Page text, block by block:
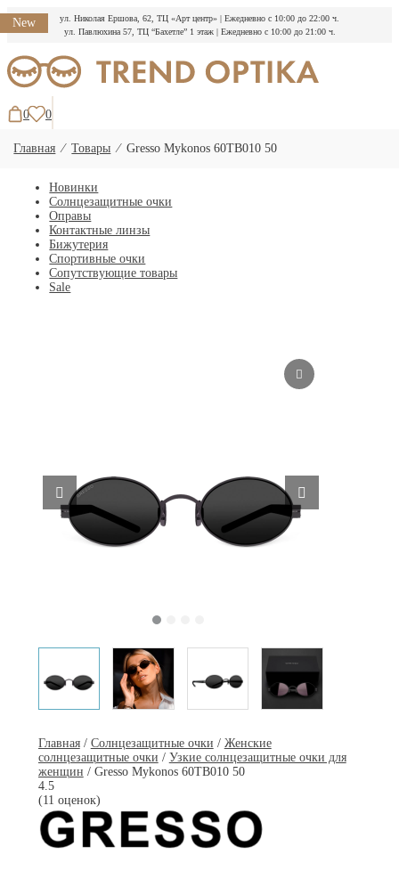
ул. Николая Ершова, 62, ТЦ «Арт центр» | Ежедневно с 10:00 до 22:00 ч.
ул. Павлюхина 57, ТЦ “Бахетле” 1 этаж | Ежедневно с 10:00 до 21:00 ч.
к
содержимому
0 0
Главная ⁄Товары ⁄Gresso Mykonos 60TB010 50
Новинки
Солнцезащитные очки
Оправы
Контактные линзы
Бижутерия
Спортивные очки
Сопутствующие товары
Sale
New
Главная/ Солнцезащитные очки / Женские
солнцезащитные очки / Узкие солнцезащитные очки для
женщин / Gresso Mykonos 60TB010 50
4.5
(11 оценок)